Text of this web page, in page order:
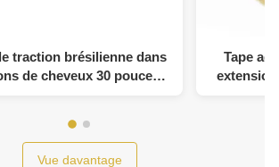
traction brésilienne dans
de cheveux 30 pouces
Tape
Vue davantage